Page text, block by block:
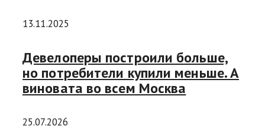
13.11.2025
Девелоперы построили больше,
но потребители купили меньше. А
виновата во всем Москва
25.07.2026